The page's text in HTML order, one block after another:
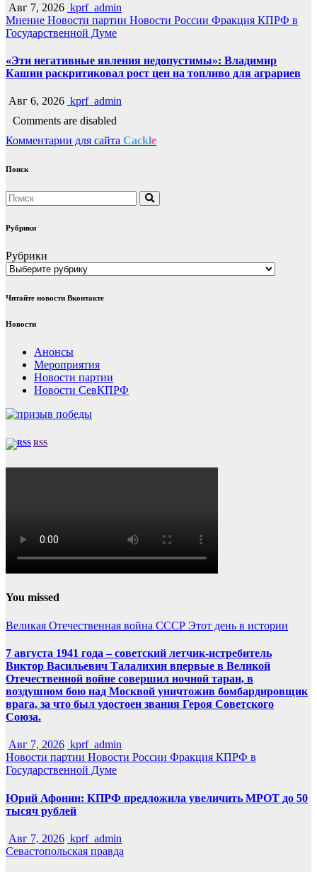
Авг 7, 2026 kprf_admin
Мнение Новости партии Новости России Фракция КПРФ в
Государственной Думе
«Эти негативные явления недопустимы»: Владимир
Кашин раскритиковал рост цен на топливо для аграриев
Авг 6, 2026 kprf_admin
Comments are disabled
Комментарии для сайта Cackle
Поиск
Рубрики
Рубрики
Читайте новости Вконтакте
Новости
Анонсы
Мероприятия
Новости партии
Новости СевКПРФ
RSS
You missed
Великая Отечественная война СССР Этот день в истории
7 августа 1941 года – советский летчик-истребитель
Виктор Васильевич Талалихин впервые в Великой
Отечественной войне совершил ночной таран, в
воздушном бою над Москвой уничтожив бомбардировщик
врага, за что был удостоен звания Героя Советского
Союза.
Авг 7, 2026 kprf_admin
Новости партии Новости России Фракция КПРФ в
Государственной Думе
Юрий Афонин: КПРФ предложила увеличить МРОТ до 50
тысяч рублей
Авг 7, 2026 kprf_admin
Севастопольская правда